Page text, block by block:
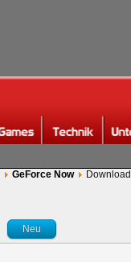
GeForce Now
Neu